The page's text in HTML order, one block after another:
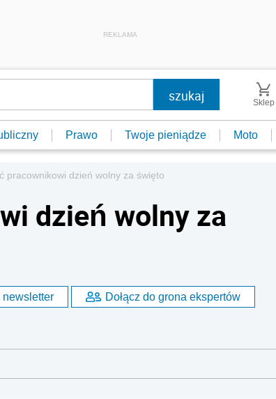
REKLAMA
Sklep
Prawo Twoje pieniądze Moto
pracownikowi dzień wolny za święto
dzień wolny za
Dołącz do grona ekspertów